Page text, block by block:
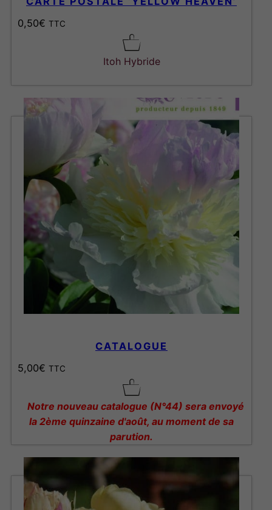
0,50€ TTC
Itoh Hybride
CATALOGUE
5,00€ TTC
Notre nouveau catalogue (N°44) sera envoyé
la 2ème quinzaine d'août, au moment de sa
parution.